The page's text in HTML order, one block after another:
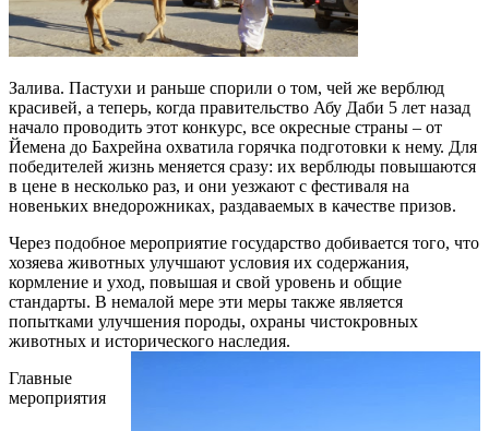
Залива. Пастухи и раньше спорили о том, чей же верблюд
красивей, а теперь, когда правительство Абу Даби 5 лет назад
начало проводить этот конкурс, все окресные страны – от
Йемена до Бахрейна охватила горячка подготовки к нему. Для
победителей жизнь меняется сразу: их верблюды повышаются
в цене в несколько раз, и они уезжают с фестиваля на
новеньких внедорожниках, раздаваемых в качестве призов.
Через подобное мероприятие государство добивается того, что
хозяева животных улучшают условия их содержания,
кормление и уход, повышая и свой уровень и общие
стандарты. В немалой мере эти меры также является
попытками улучшения породы, охраны чистокровных
животных и исторического наследия.
Главные
мероприятия